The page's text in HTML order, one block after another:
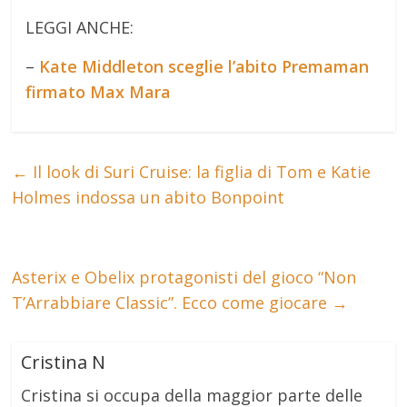
LEGGI ANCHE:
– Kate Middleton sceglie l’abito Premaman
firmato Max Mara
← Il look di Suri Cruise: la figlia di Tom e Katie
Holmes indossa un abito Bonpoint
Asterix e Obelix protagonisti del gioco “Non
T’Arrabbiare Classic”. Ecco come giocare →
Cristina N
Cristina si occupa della maggior parte delle